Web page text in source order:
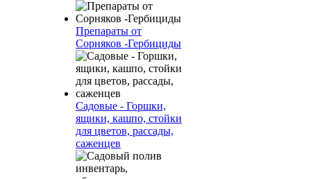
Препараты от
Сорняков -Гербициды
Садовые - Горшки,
ящики, кашпо, стойки
для цветов, рассады,
саженцев